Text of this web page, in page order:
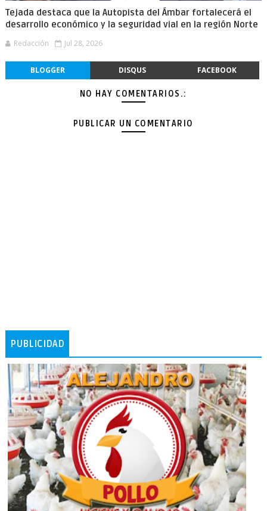
Tejada destaca que la Autopista del Ámbar fortalecerá el
desarrollo económico y la seguridad vial en la región Norte
Redacción Jul 28, 2026
BLOGGER DISQUS FACEBOOK
NO HAY COMENTARIOS.:
PUBLICAR UN COMENTARIO
PUBLICIDAD